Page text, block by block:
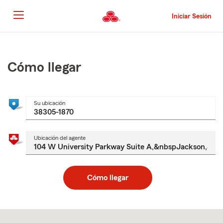
al
contenido
principal
Iniciar Sesión
principal
Cómo llegar
Su ubicación
Ubicación del agente
Cómo llegar
to